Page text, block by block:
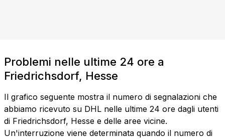
Problemi nelle ultime 24 ore a
Friedrichsdorf, Hesse
Il grafico seguente mostra il numero di segnalazioni che
abbiamo ricevuto su DHL nelle ultime 24 ore dagli utenti
di Friedrichsdorf, Hesse e delle aree vicine.
Un'interruzione viene determinata quando il numero di